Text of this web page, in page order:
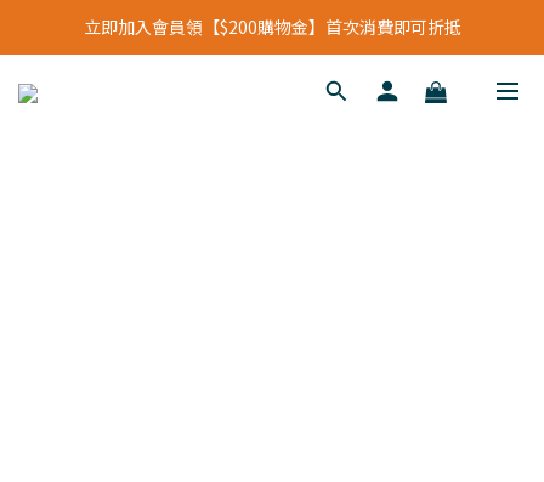
立即加入會員領【$200購物金】首次消費即可折抵
立即加入會員領【$200購物金】首次消費即可折抵
會員福利新升級⁺紅利點數【1點折抵現金$1元】